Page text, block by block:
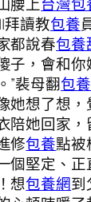
拜讀教包養
都說春包養
子，會和你
”裴母翻包
她想了想
陪她回家
修包養點被
個堅定、
想包養網到